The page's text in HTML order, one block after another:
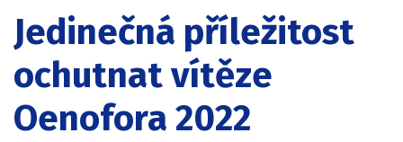
Jedinečná příležitost
ochutnat vítěze
Oenofora 2022